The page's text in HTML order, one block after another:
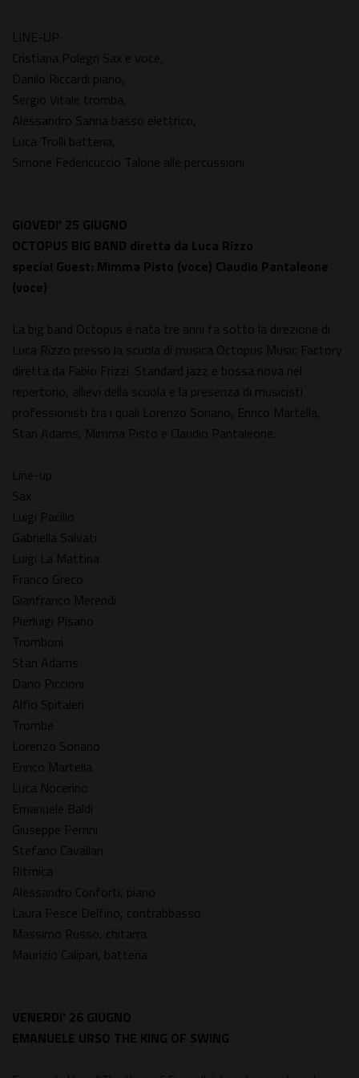
LINE-UP
Cristiana Polegri Sax e voce,
Danilo Riccardi piano,
Sergio Vitale tromba,
Alessandro Sanna basso elettrico,
Luca Trolli batteria,
Simone Federicuccio Talone alle percussioni
GIOVEDI' 25 GIUGNO
OCTOPUS BIG BAND diretta da Luca Rizzo
special Guest: Mimma Pisto (voce) Claudio Pantaleone
(voce)
La big band Octopus è nata tre anni fa sotto la direzione di
Luca Rizzo presso la scuola di musica Octopus Music Factory
diretta da Fabio Frizzi. Standard jazz e bossa nova nel
repertorio, allievi della scuola e la presenza di musicisti
professionisti tra i quali Lorenzo Soriano, Enrico Martella,
Stan Adams, Mimma Pisto e Claudio Pantaleone.
Line-up
Sax
Luigi Pacillo
Gabriella Salvati
Luigi La Mattina
Franco Greco
Gianfranco Merendi
Pierluigi Pisano
Tromboni
Stan Adams
Dario Piccioni
Alfio Spitaleri
Trombe
Lorenzo Soriano
Enrico Martella
Luca Nocerino
Emanuele Baldi
Giuseppe Perrini
Stefano Cavallari
Ritmica
Alessandro Conforti, piano
Laura Pesce Delfino, contrabbasso
Massimo Russo, chitarra
Maurizio Calipari, batteria
VENERDI' 26 GIUGNO
EMANUELE URSO THE KING OF SWING